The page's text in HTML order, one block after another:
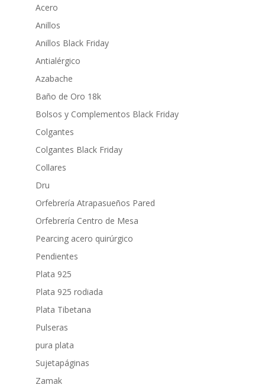
Acero
Anillos
Anillos Black Friday
Antialérgico
Azabache
Baño de Oro 18k
Bolsos y Complementos Black Friday
Colgantes
Colgantes Black Friday
Collares
Dru
Orfebrería Atrapasueños Pared
Orfebrería Centro de Mesa
Pearcing acero quirúrgico
Pendientes
Plata 925
Plata 925 rodiada
Plata Tibetana
Pulseras
pura plata
Sujetapáginas
Zamak